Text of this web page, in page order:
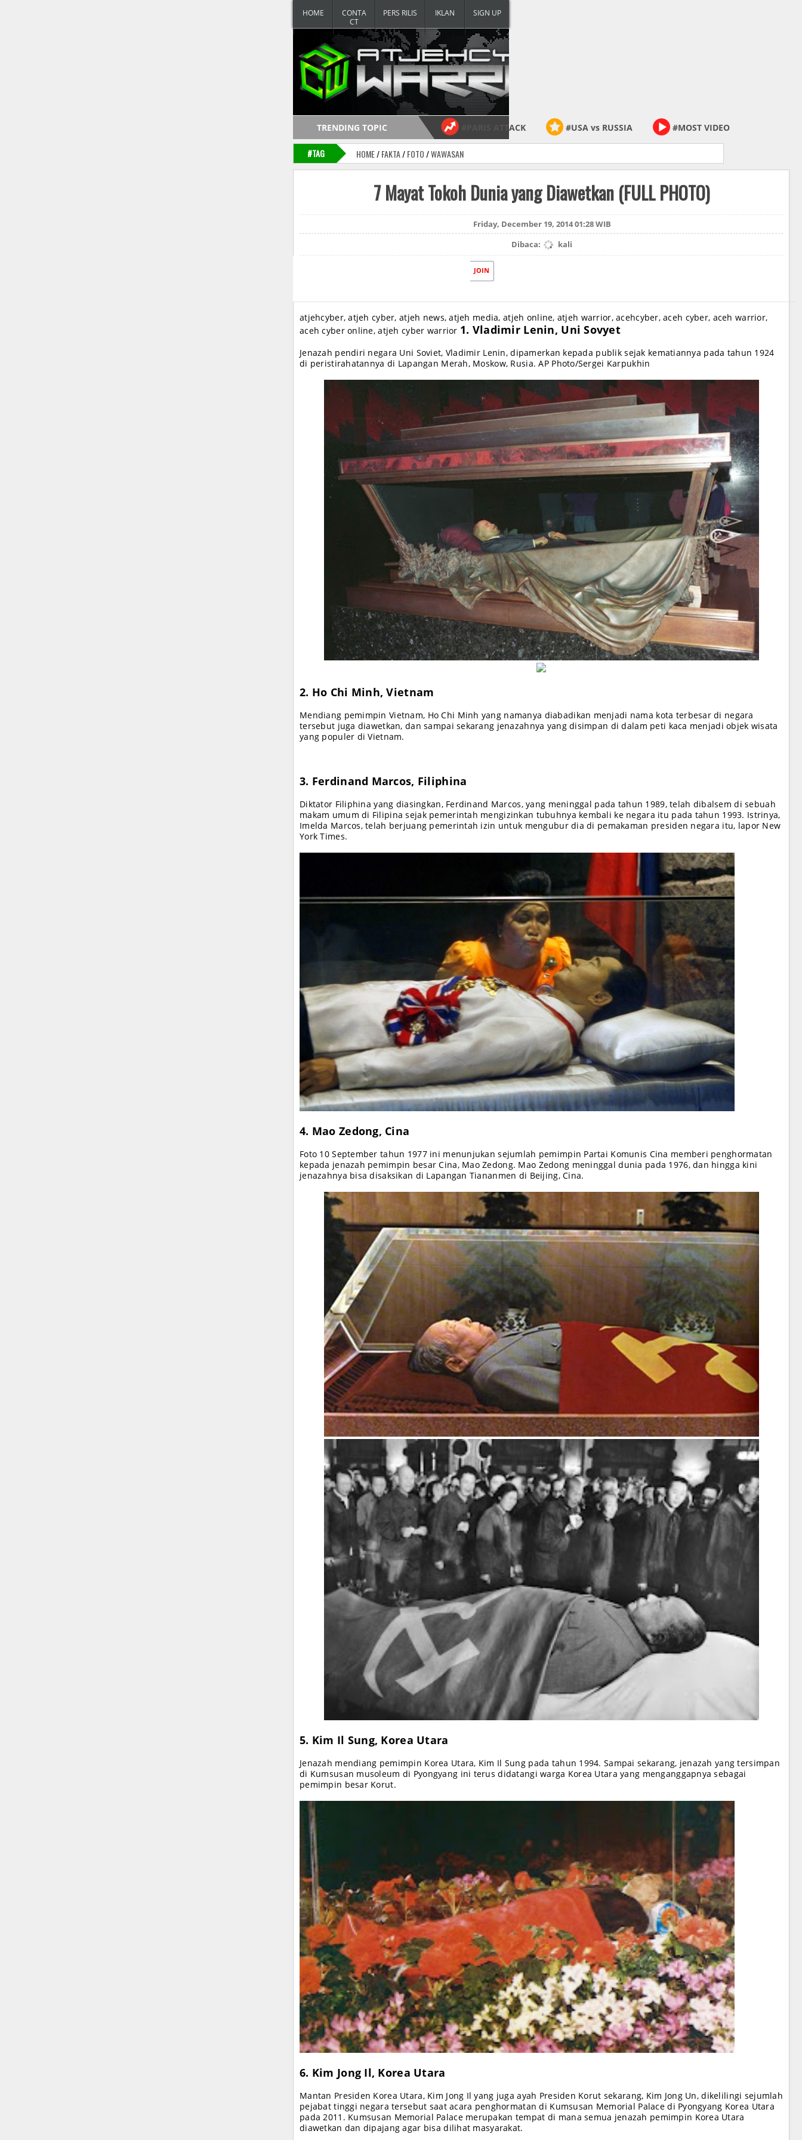
HOME
CONTA
PERS RILIS IKLAN
TRENDING TOPIC #PARIS ATTACK #USA vs RUSSIA #MOST VIDEO
Follow
#TAG HOME/FAKTA/FOTO/WAWASAN
7 Mayat Tokoh Dunia yang Diawetkan (FULL PHOTO)
Friday, December 19, 2014 01:28 WIB
Dibaca:
kali
JOIN
atjehcyber, atjeh cyber, atjeh news, atjeh media, atjeh online, atjeh warrior, acehcyber, aceh cyber, aceh warrior,
aceh cyber online, atjeh cyber warrior 1. Vladimir Lenin, Uni Sovyet
Jenazah pendiri negara Uni Soviet, Vladimir Lenin, dipamerkan kepada publik sejak kematiannya pada tahun 1924
di peristirahatannya di Lapangan Merah, Moskow, Rusia. AP Photo/Sergei Karpukhin
2. Ho Chi Minh, Vietnam
Mendiang pemimpin Vietnam, Ho Chi Minh yang namanya diabadikan menjadi nama kota terbesar di negara
tersebut juga diawetkan, dan sampai sekarang jenazahnya yang disimpan di dalam peti kaca menjadi objek wisata
yang populer di Vietnam.
3. Ferdinand Marcos, Filiphina
Diktator Filiphina yang diasingkan, Ferdinand Marcos, yang meninggal pada tahun 1989, telah dibalsem di sebuah
makam umum di Filipina sejak pemerintah mengizinkan tubuhnya kembali ke negara itu pada tahun 1993. Istrinya,
Imelda Marcos, telah berjuang pemerintah izin untuk mengubur dia di pemakaman presiden negara itu, lapor New
York Times.
4. Mao Zedong, Cina
Foto 10 September tahun 1977 ini menunjukan sejumlah pemimpin Partai Komunis Cina memberi penghormatan
kepada jenazah pemimpin besar Cina, Mao Zedong. Mao Zedong meninggal dunia pada 1976, dan hingga kini
jenazahnya bisa disaksikan di Lapangan Tiananmen di Beijing, Cina.
5. Kim Il Sung, Korea Utara
Jenazah mendiang pemimpin Korea Utara, Kim Il Sung pada tahun 1994. Sampai sekarang, jenazah yang tersimpan
di Kumsusan musoleum di Pyongyang ini terus didatangi warga Korea Utara yang menganggapnya sebagai
pemimpin besar Korut.
6. Kim Jong Il, Korea Utara
Mantan Presiden Korea Utara, Kim Jong Il yang juga ayah Presiden Korut sekarang, Kim Jong Un, dikelilingi sejumlah
pejabat tinggi negara tersebut saat acara penghormatan di Kumsusan Memorial Palace di Pyongyang Korea Utara
pada 2011. Kumsusan Memorial Palace merupakan tempat di mana semua jenazah pemimpin Korea Utara
diawetkan dan dipajang agar bisa dilihat masyarakat.